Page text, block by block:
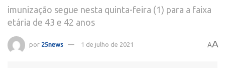
imunização segue nesta quinta-feira (1) para a faixa
etária de 43 e 42 anos
por 25news 1 de julho de 2021 AA